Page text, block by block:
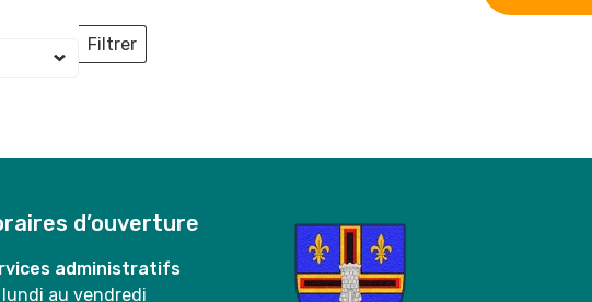
Filtrer
Lieux
d’ouverture
administratifs
lundi au vendredi